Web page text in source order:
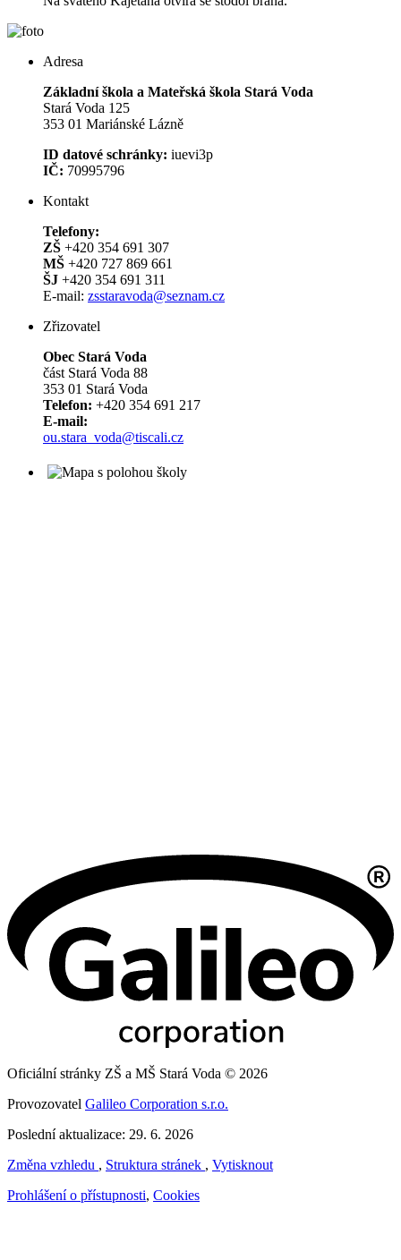
Adresa
Základní škola a Mateřská škola Stará Voda
Stará Voda 125
353 01 Mariánské Lázně
ID datové schránky: iuevi3p
IČ: 70995796
Kontakt
Telefony:
ZŠ +420 354 691 307
MŠ +420 727 869 661
ŠJ +420 354 691 311
E-mail: zsstaravoda@seznam.cz
Zřizovatel
Obec Stará Voda
část Stará Voda 88
353 01 Stará Voda
Telefon: +420 354 691 217
E-mail:
ou.stara_voda@tiscali.cz
Oficiální stránky ZŠ a MŠ Stará Voda © 2026
Provozovatel Galileo Corporation s.r.o.
Poslední aktualizace: 29. 6. 2026
Změna vzhledu , Struktura stránek , Vytisknout
Prohlášení o přístupnosti, Cookies